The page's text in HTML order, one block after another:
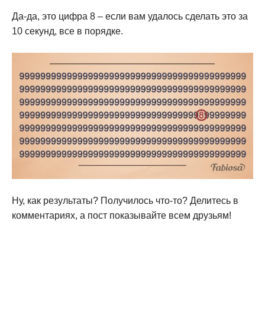
Да-да, это цифра 8 – если вам удалось сделать это за
10 секунд, все в порядке.
Ну, как результаты? Получилось что-то? Делитесь в
комментариях, а пост показывайте всем друзьям!